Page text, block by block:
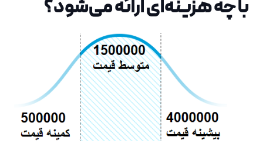
با چه هزینه‌ای ارائه می‌شود؟